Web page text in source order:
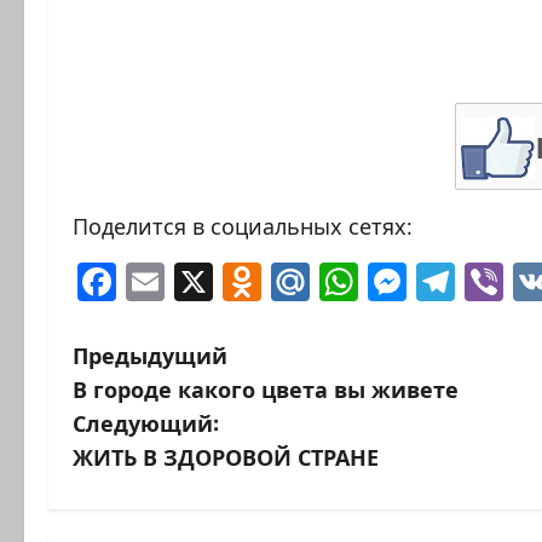
Поделится в социальных сетях:
Facebook
Email
X Odnoklassniki
Mail.Ru
Н
а
в
Предыдущий
В городе какого цвета вы живете
Следующий:
ЖИТЬ В ЗДОРОВОЙ СТРАНЕ